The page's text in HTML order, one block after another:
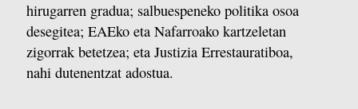
hirugarren gradua; salbuespeneko politika osoa
desegitea; EAEko eta Nafarroako kartzeletan
zigorrak betetzea; eta Justizia Errestauratiboa,
nahi dutenentzat adostua.